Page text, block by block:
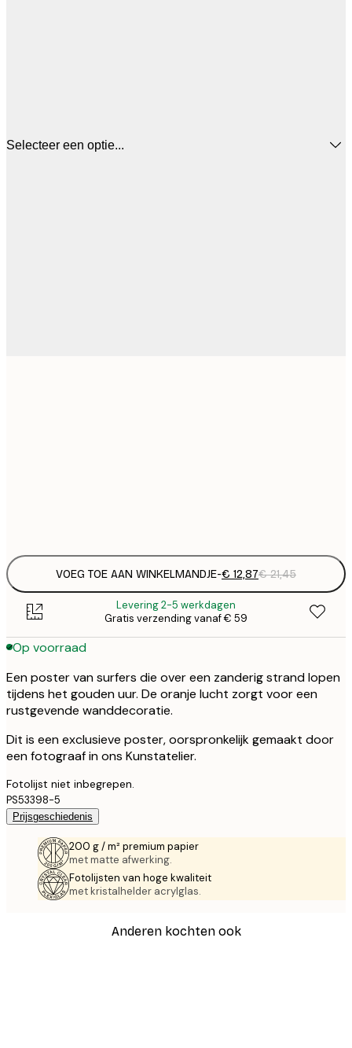
Selecteer een optie...
VOEG TOE AAN WINKELMANDJE-€ 12,87€ 21,45
Levering 2-5 werkdagen
Gratis verzending vanaf € 59
Op voorraad
Een poster van surfers die over een zanderig strand lopen
tijdens het gouden uur. De oranje lucht zorgt voor een
rustgevende wanddecoratie.
Dit is een exclusieve poster, oorspronkelijk gemaakt door
een fotograaf in ons Kunstatelier.
Fotolijst niet inbegrepen.
PS53398-5
Prijsgeschiedenis
200 g / m² premium papier
met matte afwerking.
Fotolijsten van hoge kwaliteit
met kristalhelder acrylglas.
Anderen kochten ook